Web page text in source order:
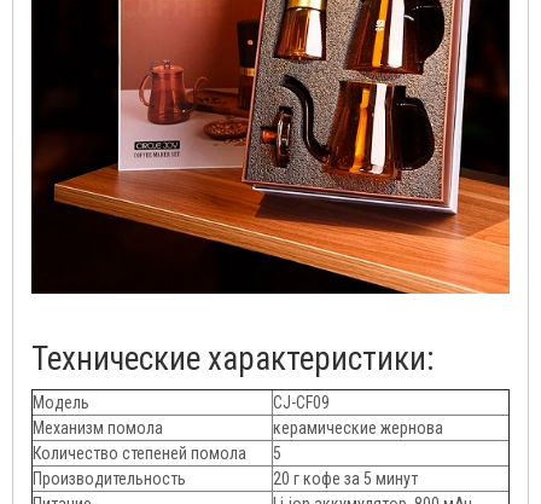
Технические характеристики:
Модель
CJ-CF09
Механизм помола
керамические жернова
Количество степеней помола
5
Производительность
20 г кофе за 5 минут